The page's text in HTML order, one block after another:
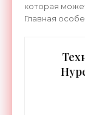
которая
Главная